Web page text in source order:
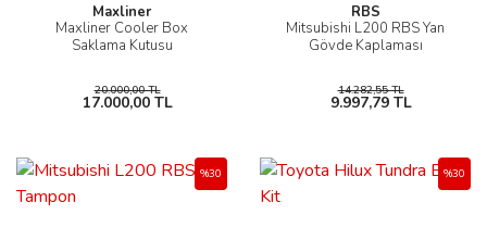
Maxliner
Maxliner Cooler Box
Saklama Kutusu
20.000,00 TL
17.000,00 TL
RBS
Mitsubishi L200 RBS Yan
Gövde Kaplaması
14.282,55 TL
9.997,79 TL
%30 %30